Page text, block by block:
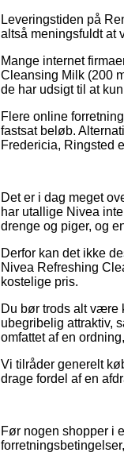
Leveringstiden på
altså meningsfuldt at
Mange internet
Cleansing Milk (200
de har udsigt til at
Flere online
fastsat beløb.
Fredericia, Ringsted
Det er i dag meget
har utallige Nivea
drenge og piger, og
Derfor kan det ikke
Nivea Refreshing
kostelige pris.
Du bør trods alt være
ubegribelig attraktiv,
omfattet af en
Vi tilråder generelt
drage fordel af en
Før nogen shopper i